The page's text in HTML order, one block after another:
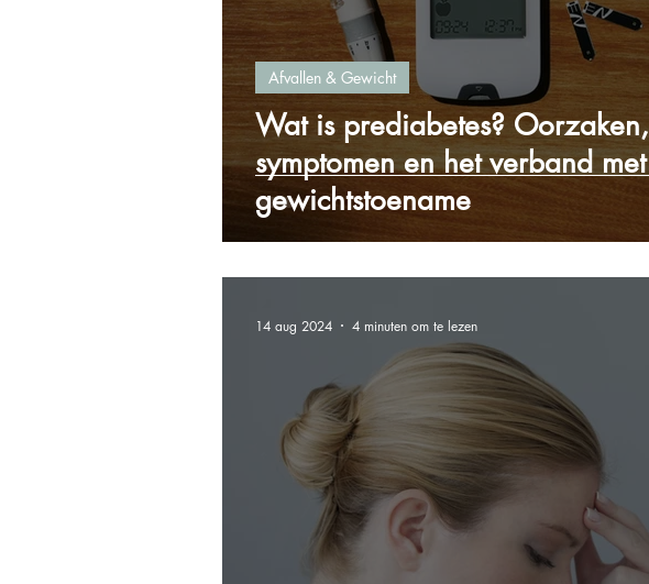
Wat is prediabetes? Oorzaken,
symptomen en het verband met
gewichtstoename
Afvallen & Gewicht
14 aug 2024 4 minuten om te lezen